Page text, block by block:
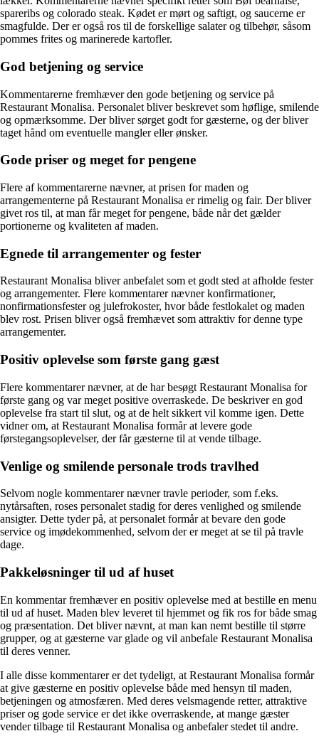
spareribs og colorado steak. Kødet er mørt og saftigt, og saucerne er
smagfulde. Der er også ros til de forskellige salater og tilbehør, såsom
pommes frites og marinerede kartofler.
God betjening og service
Kommentarerne fremhæver den gode betjening og service på
Restaurant Monalisa. Personalet bliver beskrevet som høflige, smilende
og opmærksomme. Der bliver sørget godt for gæsterne, og der bliver
taget hånd om eventuelle mangler eller ønsker.
Gode priser og meget for pengene
Flere af kommentarerne nævner, at prisen for maden og
arrangementerne på Restaurant Monalisa er rimelig og fair. Der bliver
givet ros til, at man får meget for pengene, både når det gælder
portionerne og kvaliteten af maden.
Egnede til arrangementer og fester
Restaurant Monalisa bliver anbefalet som et godt sted at afholde fester
og arrangementer. Flere kommentarer nævner konfirmationer,
nonfirmationsfester og julefrokoster, hvor både festlokalet og maden
blev rost. Prisen bliver også fremhævet som attraktiv for denne type
arrangementer.
Positiv oplevelse som første gang gæst
Flere kommentarer nævner, at de har besøgt Restaurant Monalisa for
første gang og var meget positive overraskede. De beskriver en god
oplevelse fra start til slut, og at de helt sikkert vil komme igen. Dette
vidner om, at Restaurant Monalisa formår at levere gode
førstegangsoplevelser, der får gæsterne til at vende tilbage.
Venlige og smilende personale trods travlhed
Selvom nogle kommentarer nævner travle perioder, som f.eks.
nytårsaften, roses personalet stadig for deres venlighed og smilende
ansigter. Dette tyder på, at personalet formår at bevare den gode
service og imødekommenhed, selvom der er meget at se til på travle
dage.
Pakkeløsninger til ud af huset
En kommentar fremhæver en positiv oplevelse med at bestille en menu
til ud af huset. Maden blev leveret til hjemmet og fik ros for både smag
og præsentation. Det bliver nævnt, at man kan nemt bestille til større
grupper, og at gæsterne var glade og vil anbefale Restaurant Monalisa
til deres venner.
I alle disse kommentarer er det tydeligt, at Restaurant Monalisa formår
at give gæsterne en positiv oplevelse både med hensyn til maden,
betjeningen og atmosfæren. Med deres velsmagende retter, attraktive
priser og gode service er det ikke overraskende, at mange gæster
vender tilbage til Restaurant Monalisa og anbefaler stedet til andre.